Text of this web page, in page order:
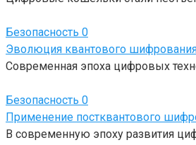
Безопасность 0
Эволюция квантового
Современная эпоха цифровых
Безопасность 0
Применение постквантового
В современную эпоху развития